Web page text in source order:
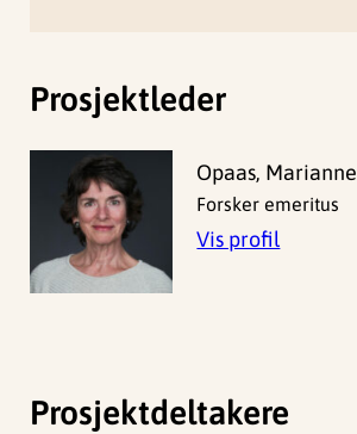
Prosjektleder
Opaas, Marianne
Forsker emeritus
Vis profil
Prosjektdeltakere